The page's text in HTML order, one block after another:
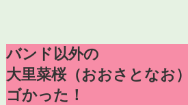
バンド以外の
大里菜桜（おおさとなお
ゴかった！